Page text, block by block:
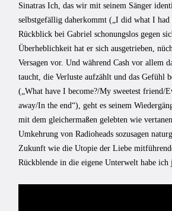
Sinatras Ich, das wir mit seinem Sänger
selbstgefällig daherkommt („I did what I
Rückblick bei Gabriel schonungslos gegen
Überheblichkeit hat er sich ausgetrieben,
Versagen vor. Und während Cash vor allem
taucht, die Verluste aufzählt und das Gefühl
(„What have I become?/My sweetest friend/
away/In the end“), geht es seinem
mit dem gleichermaßen gelebten wie
Umkehrung von Radioheads sozusagen
Zukunft wie die Utopie der Liebe
Rückblende in die eigene Unterwelt habe ich